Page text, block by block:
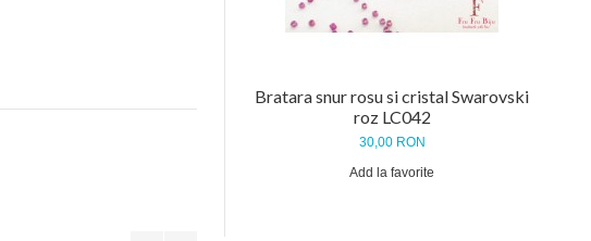
Bratara snur rosu si cristal Swarovski
roz LC042
30,00 RON
Add la favorite